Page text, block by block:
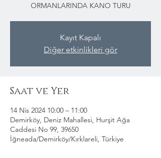
ORMANLARINDA KANO TURU
Kayıt Kapalı
Diğer etkinlikleri gör
Saat ve Yer
14 Nis 2024 10:00 – 11:00
Demirköy, Deniz Mahallesi, Hurşit Ağa
Caddesi No 99, 39650
İğneada/Demirköy/Kırklareli, Türkiye